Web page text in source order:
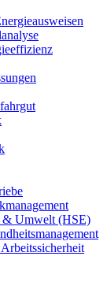
& Umwelt (HSE)